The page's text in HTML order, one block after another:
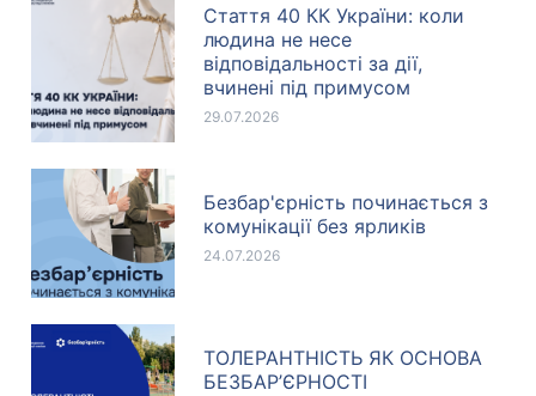
Стаття 40 КК України: коли
людина не несе
відповідальності за дії,
вчинені під примусом
29.07.2026
Безбар'єрність починається з
комунікації без ярликів
24.07.2026
ТОЛЕРАНТНІСТЬ ЯК ОСНОВА
БЕЗБАР’ЄРНОСТІ